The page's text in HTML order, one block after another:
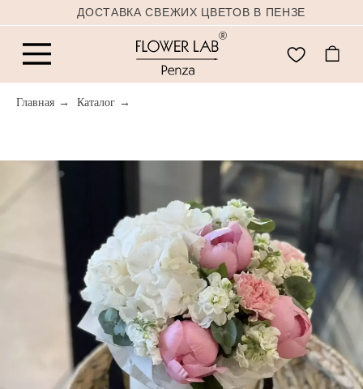
ДОСТАВКА СВЕЖИХ ЦВЕТОВ В ПЕНЗЕ
Главная → Каталог →